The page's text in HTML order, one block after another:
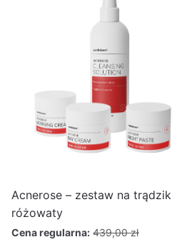
Acnerose – zestaw na trądzik
różowaty
Cena regularna: 439,00zł